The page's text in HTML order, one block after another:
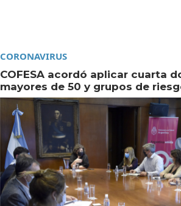
CORONAVIRUS
COFESA acordó aplicar cuarta
mayores de 50 y grupos de